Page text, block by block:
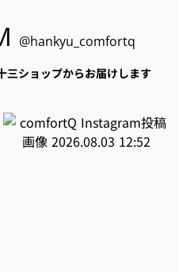
@hankyu_comfortq
三ショップからお届けします